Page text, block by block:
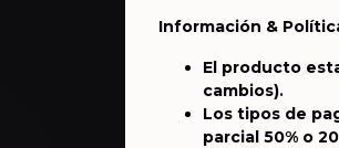
Información &
El producto
cambios).
Los tipos de
parcial 50% o